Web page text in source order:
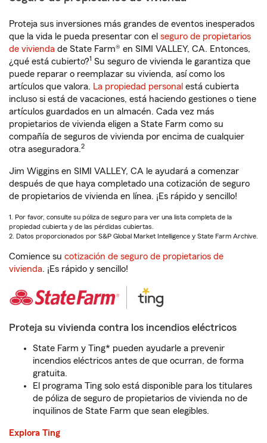
Proteja sus inversiones más grandes de eventos inesperados
que la vida le pueda presentar con el seguro de propietarios
de vivienda de State Farm® en SIMI VALLEY, CA. Entonces,
¿qué está cubierto?1 Su seguro de vivienda le garantiza que
puede reparar o reemplazar su vivienda, así como los
artículos que valora. La propiedad personal está cubierta
incluso si está de vacaciones, está haciendo gestiones o tiene
artículos guardados en un almacén. Cada vez más
propietarios de vivienda eligen a State Farm como su
compañía de seguros de vivienda por encima de cualquier
otra aseguradora.2
Jim Wiggins en SIMI VALLEY, CA le ayudará a comenzar
después de que haya completado una cotización de seguro
de propietarios de vivienda en línea. ¡Es rápido y sencillo!
1. Por favor, consulte su póliza de seguro para ver una lista completa de la
propiedad cubierta y de las pérdidas cubiertas.
2. Datos proporcionados por S&P Global Market Intelligence y State Farm Archive.
Comience su cotización de seguro de propietarios de
vivienda. ¡Es rápido y sencillo!
Proteja su vivienda contra los incendios eléctricos
State Farm y Ting* pueden ayudarle a prevenir
incendios eléctricos antes de que ocurran, de forma
gratuita.
El programa Ting solo está disponible para los titulares
de póliza de seguro de propietarios de vivienda no de
inquilinos de State Farm que sean elegibles.
Explora Ting